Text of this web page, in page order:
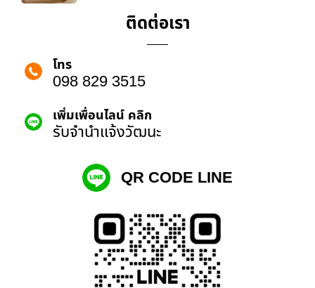
ติดต่อเรา
โทร
098 829 3515
เพิ่มเพื่อนไลน์ คลิก
รับจํานําแจ้งวัฒนะ
QR CODE LINE